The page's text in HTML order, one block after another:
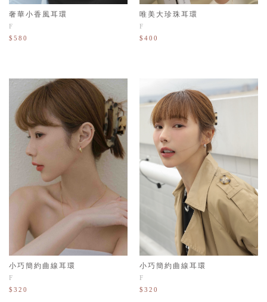
奢華小香風耳環
F
$580
唯美大珍珠耳環
F
$400
小巧簡約曲線耳環
F
$320
小巧簡約曲線耳環
F
$320